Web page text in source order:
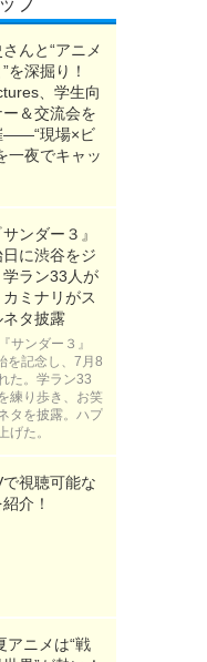
んと“アニメ
を深掘り！
、学生向
＆交流会を
――“現場×ビ
一夜でキャッ
ンダー３』
に渋谷をジ
学ラン33人が
ミナリがス
タ披露
サンダー３』
を記念し、7月8
た。学ラン33
練り歩き、お笑
タを披露。ハプ
げた。
視聴可能な
介！
アニメは“戦